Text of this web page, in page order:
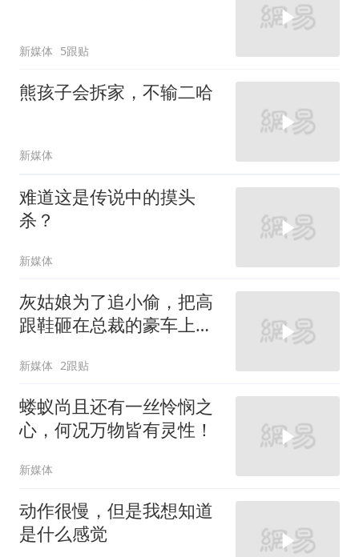
新媒体 5跟贴
熊孩子会拆家，不输二哈
新媒体
难道这是传说中的摸头
杀？
新媒体
灰姑娘为了追小偷，把高
跟鞋砸在总裁的豪车上，
新媒体 2跟贴
蝼蚁尚且还有一丝怜悯之
心，何况万物皆有灵性！
新媒体
动作很慢，但是我想知道
是什么感觉